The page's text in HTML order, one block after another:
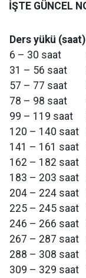
İŞTE GÜNCEL
Ders yükü (saat)
6 – 30 saat
31 – 56 saat
57 – 77 saat
78 – 98 saat
99 – 119 saat
120 – 140 saat
141 – 161 saat
162 – 182 saat
183 – 203 saat
204 – 224 saat
225 – 245 saat
246 – 266 saat
267 – 287 saat
288 – 308 saat
309 – 329 saat